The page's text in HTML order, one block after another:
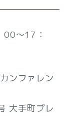
～17：
ンファレン
大手町プレ